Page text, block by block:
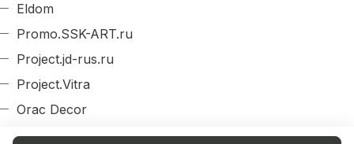
Eldom
Promo.SSK-ART.ru
Project.jd-rus.ru
Project.Vitra
Orac Decor
Evroplast